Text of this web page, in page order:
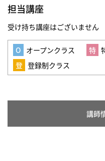
担当講座
受け持ち講座はございません
オープンクラス
登録制クラス
講師